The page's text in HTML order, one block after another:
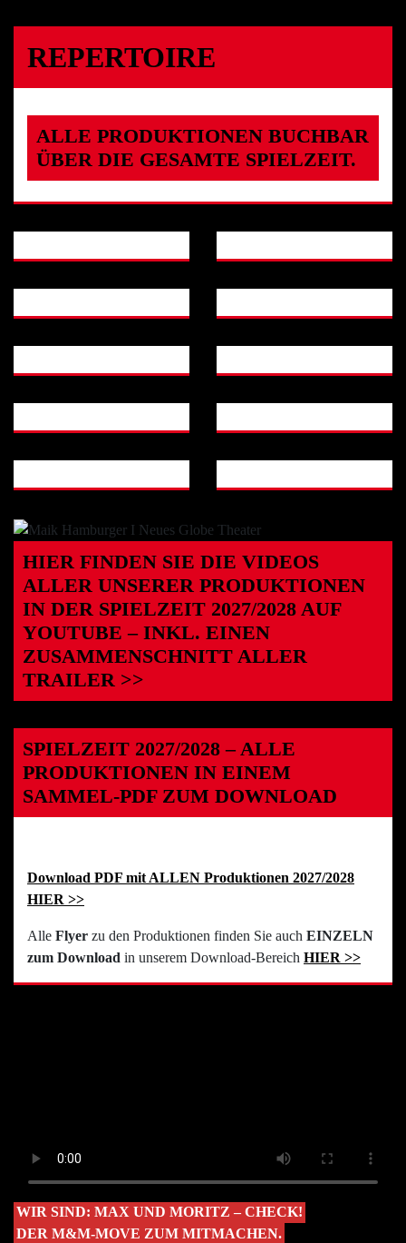
REPERTOIRE
ALLE PRODUKTIONEN BUCHBAR
ÜBER DIE GESAMTE SPIELZEIT.
HIER FINDEN SIE DIE VIDEOS
ALLER UNSERER PRODUKTIONEN
IN DER SPIELZEIT 2027/2028 AUF
YOUTUBE – INKL. EINEN
ZUSAMMENSCHNITT ALLER
TRAILER >>
SPIELZEIT 2027/2028 – ALLE
PRODUKTIONEN IN EINEM
SAMMEL-PDF ZUM DOWNLOAD
Download PDF mit ALLEN Produktionen 2027/2028
HIER >>
Alle Flyer zu den Produktionen finden Sie auch EINZELN
zum Download in unserem Download-Bereich HIER >>
WIR SIND: MAX UND MORITZ – CHECK!
DER M&M-MOVE ZUM MITMACHEN.